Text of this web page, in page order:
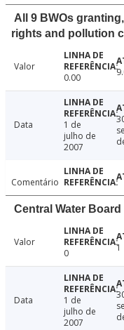
All 9 BWOs
rights and pollution
Valor
0.00
Data
1 de
julho de
2007
Comentário
Central Water Board
Valor
0
1
Data
1 de
julho de
2007